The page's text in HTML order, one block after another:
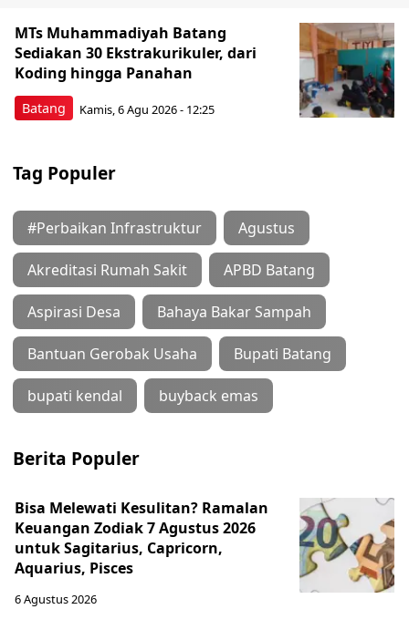
Batang
MTs Muhammadiyah Batang
Sediakan 30 Ekstrakurikuler, dari
Koding hingga Panahan
Kamis, 6 Agu 2026 - 12:25
Tag Populer
#Perbaikan Infrastruktur Agustus
Akreditasi Rumah Sakit APBD Batang
Aspirasi Desa Bahaya Bakar Sampah
Bantuan Gerobak Usaha Bupati Batang
bupati kendal buyback emas
Berita Populer
Bisa Melewati Kesulitan? Ramalan
Keuangan Zodiak 7 Agustus 2026
untuk Sagitarius, Capricorn,
Aquarius, Pisces
6 Agustus 2026